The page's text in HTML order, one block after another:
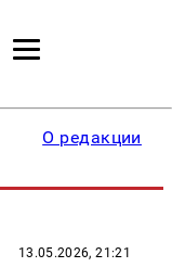
О редакции
13.05.2026, 21:21